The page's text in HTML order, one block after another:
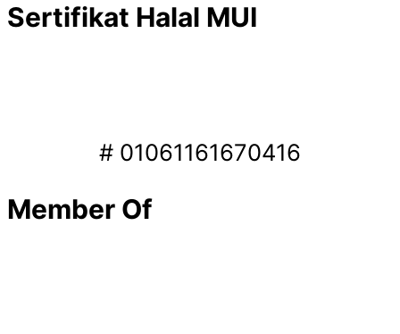
Sertifikat Halal MUI
# 01061161670416
Member Of